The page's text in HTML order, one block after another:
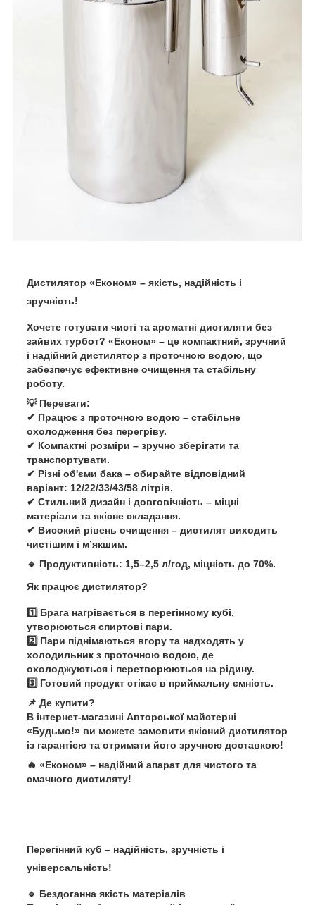
Дистилятор «Економ» – якість, надійність і
зручність!
Хочете готувати чисті та ароматні дистиляти без
зайвих турбот? «Економ» – це компактний, зручний
і надійний дистилятор з проточною водою, що
забезпечує ефективне очищення та стабільну
роботу.
💡 Переваги:
✔ Працює з проточною водою – стабільне
охолодження без перегріву.
✔ Компактні розміри – зручно зберігати та
транспортувати.
✔ Різні об'єми бака – обирайте відповідний
варіант: 12/22/33/43/58 літрів.
✔ Стильний дизайн і довговічність – міцні
матеріали та якісне складання.
✔ Високий рівень очищення – дистилят виходить
чистішим і м’якшим.
🔹 Продуктивність: 1,5–2,5 л/год, міцність до 70%.
Як працює дистилятор?
1️⃣ Брага нагрівається в перегінному кубі,
утворюються спиртові пари.
2️⃣ Пари піднімаються вгору та надходять у
холодильник з проточною водою, де
охолоджуються і перетворюються на рідину.
3️⃣ Готовий продукт стікає в приймальну ємність.
📌 Де купити?
В інтернет-магазині Авторської майстерні
«Будьмо!» ви можете замовити якісний дистилятор
із гарантією та отримати його зручною доставкою!
🔥 «Економ» – надійний апарат для чистого та
смачного дистиляту!
Перегінний куб – надійність, зручність і
універсальність!
🔹 Бездоганна якість матеріалів